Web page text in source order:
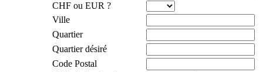
CHF ou EUR ?
Ville
Quartier
Quartier désiré
Code Postal